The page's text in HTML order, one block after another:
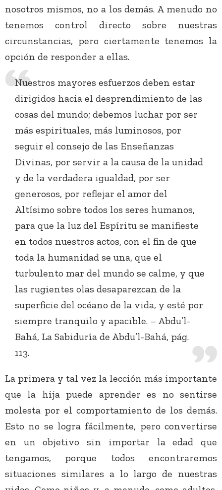
nosotros mismos, no a los demás. A menudo no
tenemos control directo sobre nuestras
circunstancias, pero ciertamente tenemos la
opción de responder a ellas.
Nuestros mayores esfuerzos deben estar
dirigidos hacia el desprendimiento de las
cosas del mundo; debemos luchar por ser
más espirituales, más luminosos, por
seguir el consejo de las Enseñanzas
Divinas, por servir a la causa de la unidad
y de la verdadera igualdad, por ser
generosos, por reflejar el amor del
Altísimo sobre todos los seres humanos,
para que la luz del Espíritu se manifieste
en todos nuestros actos, con el fin de que
toda la humanidad se una, que el
turbulento mar del mundo se calme, y que
las rugientes olas desaparezcan de la
superficie del océano de la vida, y esté por
siempre tranquilo y apacible. – Abdu’l-
Bahá, La Sabiduría de Abdu’l-Bahá, pág.
113.
La primera y tal vez la lección más importante
que la hija puede aprender es no sentirse
molesta por el comportamiento de los demás.
Esto no se logra fácilmente, pero convertirse
en un objetivo sin importar la edad que
tengamos, porque todos encontraremos
situaciones similares a lo largo de nuestras